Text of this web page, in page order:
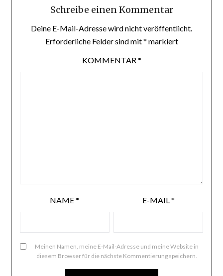
Schreibe einen Kommentar
Deine E-Mail-Adresse wird nicht veröffentlicht.
Erforderliche Felder sind mit* markiert
KOMMENTAR*
NAME* E-MAIL*
Meinen Namen, meine E-Mail-Adresse und meine Website in
diesem Browser für die nächste Kommentierung speichern.